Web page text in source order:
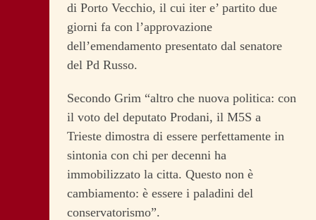
di Porto Vecchio, il cui iter e’ partito due
giorni fa con l’approvazione
dell’emendamento presentato dal senatore
del Pd Russo.
Secondo Grim “altro che nuova politica: con
il voto del deputato Prodani, il M5S a
Trieste dimostra di essere perfettamente in
sintonia con chi per decenni ha
immobilizzato la citta. Questo non è
cambiamento: è essere i paladini del
conservatorismo”.